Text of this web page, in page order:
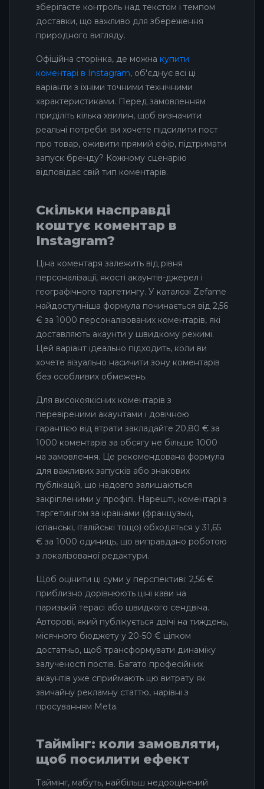
зберігаєте контроль над текстом і темпом
доставки, що важливо для збереження
природного вигляду.
Офіційна сторінка, де можна купити
коментарі в Instagram, об'єднує всі ці
варіанти з їхніми точними технічними
характеристиками. Перед замовленням
приділіть кілька хвилин, щоб визначити
реальні потреби: ви хочете підсилити пост
про товар, оживити прямий ефір, підтримати
запуск бренду? Кожному сценарію
відповідає свій тип коментарів.
Скільки насправді
коштує коментар в
Instagram?
Ціна коментаря залежить від рівня
персоналізації, якості акаунтів-джерел і
географічного таргетингу. У каталозі Zefame
найдоступніша формула починається від 2,56
€ за 1000 персоналізованих коментарів, які
доставляють акаунти у швидкому режимі.
Цей варіант ідеально підходить, коли ви
хочете візуально насичити зону коментарів
без особливих обмежень.
Для високоякісних коментарів з
перевіреними акаунтами і довічною
гарантією від втрати закладайте 20,80 € за
1000 коментарів за обсягу не більше 1000
на замовлення. Це рекомендована формула
для важливих запусків або знакових
публікацій, що надовго залишаються
закріпленими у профілі. Нарешті, коментарі з
таргетингом за країнами (французькі,
іспанські, італійські тощо) обходяться у 31,65
€ за 1000 одиниць, що виправдано роботою
з локалізованої редактури.
Щоб оцінити ці суми у перспективі: 2,56 €
приблизно дорівнюють ціні кави на
паризькій терасі або швидкого сендвіча.
Авторові, який публікується двічі на тиждень,
місячного бюджету у 20-50 € цілком
достатньо, щоб трансформувати динаміку
залученості постів. Багато професійних
акаунтів уже сприймають цю витрату як
звичайну рекламну статтю, нарівні з
просуванням Meta.
Таймінг: коли замовляти,
щоб посилити ефект
Таймінг, мабуть, найбільш недооцінений